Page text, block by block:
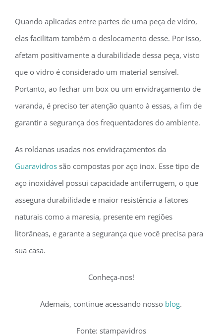
Quando aplicadas entre partes de uma peça de vidro,
elas facilitam também o deslocamento desse. Por isso,
afetam positivamente a durabilidade dessa peça, visto
que o vidro é considerado um material sensível.
Portanto, ao fechar um box ou um envidraçamento de
varanda, é preciso ter atenção quanto à essas, a fim de
garantir a segurança dos frequentadores do ambiente.
As roldanas usadas nos envidraçamentos da
Guaravidros são compostas por aço inox. Esse tipo de
aço inoxidável possui capacidade antiferrugem, o que
assegura durabilidade e maior resistência a fatores
naturais como a maresia, presente em regiões
litorâneas, e garante a segurança que você precisa para
sua casa.
Conheça-nos!
Ademais, continue acessando nosso blog.
Fonte: stampavidros